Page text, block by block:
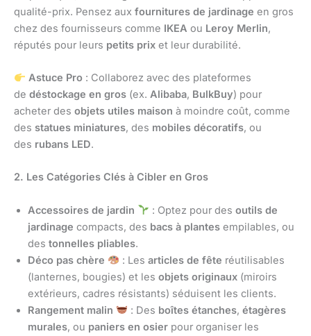
qualité-prix. Pensez aux fournitures de jardinage en gros
chez des fournisseurs comme IKEA ou Leroy Merlin,
réputés pour leurs petits prix et leur durabilité.
Astuce Pro: Collaborez avec des plateformes
de déstockage en gros (ex. Alibaba, BulkBuy) pour
acheter des objets utiles maison à moindre coût, comme
des statues miniatures, des mobiles décoratifs, ou
des rubans LED.
2. Les Catégories Clés à Cibler en Gros
Accessoires de jardin : Optez pour des outils de
jardinage compacts, des bacs à plantes empilables, ou
des tonnelles pliables.
Déco pas chère
: Les articles de fête réutilisables
(lanternes, bougies) et les objets originaux (miroirs
extérieurs, cadres résistants) séduisent les clients.
Rangement malin
: Des boîtes étanches, étagères
murales, ou paniers en osier pour organiser les